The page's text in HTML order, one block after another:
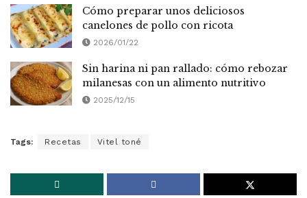
Cómo preparar unos deliciosos
canelones de pollo con ricota
2026/01/22
Sin harina ni pan rallado: cómo rebozar
milanesas con un alimento nutritivo
2025/12/15
Tags: Recetas Vitel toné